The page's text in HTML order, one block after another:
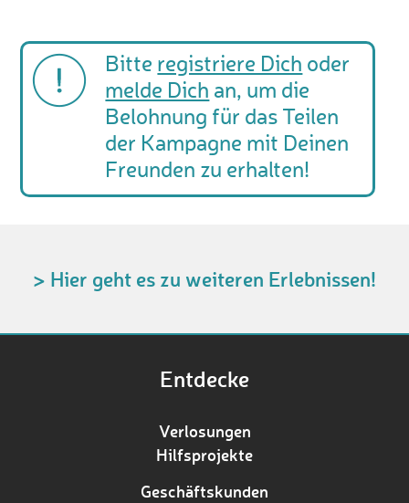
Bitte registriere Dich oder
melde Dich an, um die
Belohnung für das Teilen
der Kampagne mit Deinen
Freunden zu erhalten!
> Hier geht es zu weiteren Erlebnissen!
Entdecke
Verlosungen
Hilfsprojekte
Geschäftskunden